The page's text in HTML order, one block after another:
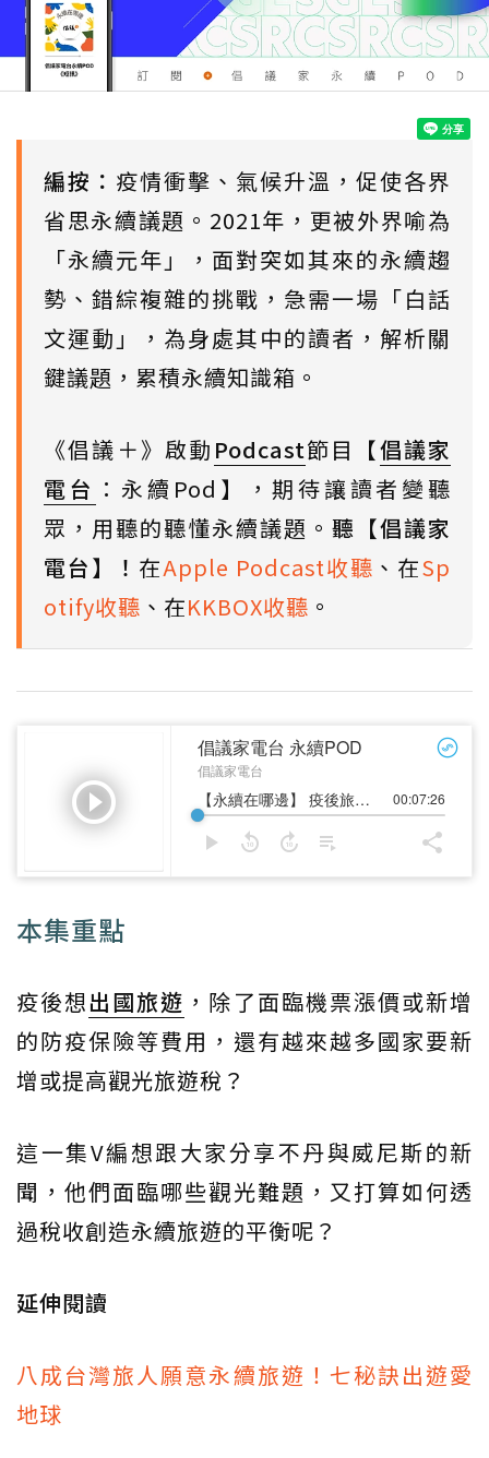
編按： 疫情衝擊、氣候升溫，促使各界
省思永續議題。2021年，更被外界喻為
「永續元年」，面對突如其來的永續趨
勢、錯綜複雜的挑戰，急需一場「白話
文運動」，為身處其中的讀者，解析關
鍵議題，累積永續知識箱。
《倡議＋》啟動 Podcast節目【倡議家
電台 ：永續Pod】，期待讓讀者變聽
眾，用聽的聽懂永續議題。 聽【倡議家
電台】！ 在Apple Podcast收聽 、在Sp
otify收聽 、在KKBOX收聽 。
本集重點
疫後想出國旅遊 ，除了面臨機票漲價或新增
的防疫保險等費用，還有越來越多國家要新
增或提高觀光旅遊稅？
這一集V編想跟大家分享不丹與威尼斯的新
聞，他們面臨哪些觀光難題，又打算如何透
過稅收創造永續旅遊的平衡呢？
延伸閱讀
八成台灣旅人願意永續旅遊！七秘訣出遊愛
地球